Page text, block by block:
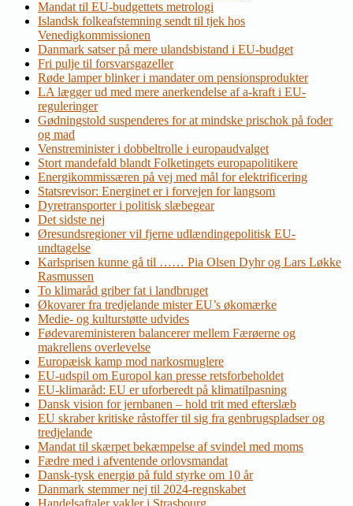
Mandat til EU-budgettets metrologi
Islandsk folkeafstemning sendt til tjek hos
Venedigkommissionen
Danmark satser på mere ulandsbistand i EU-budget
Fri pulje til forsvarsgazeller
Røde lamper blinker i mandater om pensionsprodukter
LA lægger ud med mere anerkendelse af a-kraft i EU-
reguleringer
Gødningstold suspenderes for at mindske prischok på foder
og mad
Venstreminister i dobbeltrolle i europaudvalget
Stort mandefald blandt Folketingets europapolitikere
Energikommissæren på vej med mål for elektrificering
Statsrevisor: Energinet er i forvejen for langsom
Dyretransporter i politisk slæbegear
Det sidste nej
Øresundsregioner vil fjerne udlændingepolitisk EU-
undtagelse
Karlsprisen kunne gå til …… Pia Olsen Dyhr og Lars Løkke
Rasmussen
To klimaråd griber fat i landbruget
Økovarer fra tredjelande mister EU’s økomærke
Medie- og kulturstøtte udvides
Fødevareministeren balancerer mellem Færøerne og
makrellens overlevelse
Europæisk kamp mod narkosmuglere
EU-udspil om Europol kan presse retsforbeholdet
EU-klimaråd: EU er uforberedt på klimatilpasning
Dansk vision for jernbanen – hold trit med efterslæb
EU skraber kritiske råstoffer til sig fra genbrugspladser og
tredjelande
Mandat til skærpet bekæmpelse af svindel med moms
Fædre med i afventende orlovsmandat
Dansk-tysk energiø på fuld styrke om 10 år
Danmark stemmer nej til 2024-regnskabet